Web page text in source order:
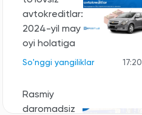
avtokreditlar:
2024-yil may
oyi holatiga
So'nggi yangiliklar 17:20
Rasmiy
daromadsiz